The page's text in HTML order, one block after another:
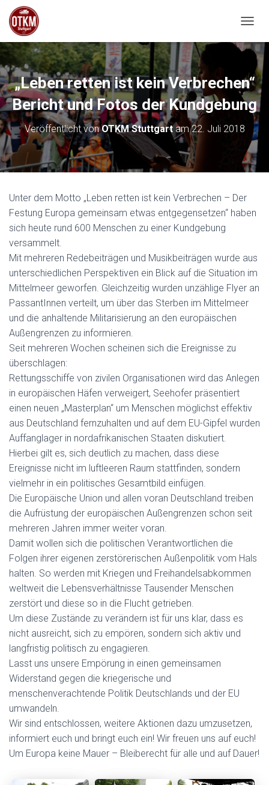
„Leben retten ist kein Verbrechen“
Bericht und Fotos der Kundgebung
Veröffentlicht vonOTKM Stuttgartam22. Juli 2018
Unter dem Motto „Leben retten ist kein Verbrechen – Der
Festung Europa gemeinsam etwas entgegensetzen“ haben
sich heute rund 600 Menschen zu einer Kundgebung
versammelt.
Mit mehreren Redebeiträgen und Musikbeiträgen wurde aus
unterschiedlichen Perspektiven ein Blick auf die Situation im
Mittelmeer geworfen. Gleichzeitig wurden unzählige Flyer an
PassantInnen verteilt, um über das Sterben im Mittelmeer
und die anhaltende Militarisierung an den europäischen
Außengrenzen zu informieren.
Seit mehreren Wochen scheinen sich die Ereignisse zu
überschlagen:
Rettungsschiffe von zivilen Organisationen wird das Anlegen
in europäischen Häfen verweigert, Seehofer präsentiert
einen neuen „Masterplan“ um Menschen möglichst effektiv
aus Deutschland fernzuhalten und auf dem EU-Gipfel wurden
Auffanglager in nordafrikanischen Staaten diskutiert.
Hierbei gilt es, sich deutlich zu machen, dass diese
Ereignisse nicht im luftleeren Raum stattfinden, sondern
vielmehr in ein politisches Gesamtbild einfügen.
Die Europäische Union und allen voran Deutschland treiben
die Aufrüstung der europäischen Außengrenzen schon seit
mehreren Jahren immer weiter voran.
Damit wollen sich die politischen Verantwortlichen die
Folgen ihrer eigenen zerstörerischen Außenpolitik vom Hals
halten. So werden mit Kriegen und Freihandelsabkommen
weltweit die Lebensverhältnisse Tausender Menschen
zerstört und diese so in die Flucht getrieben.
Um diese Zustände zu verändern ist für uns klar, dass es
nicht ausreicht, sich zu empören, sondern sich aktiv und
langfristig politisch zu engagieren.
Lasst uns unsere Empörung in einen gemeinsamen
Widerstand gegen die kriegerische und
menschenverachtende Politik Deutschlands und der EU
umwandeln.
Wir sind entschlossen, weitere Aktionen dazu umzusetzen,
informiert euch und bringt euch ein! Wir freuen uns auf euch!
Um Europa keine Mauer – Bleiberecht für alle und auf Dauer!